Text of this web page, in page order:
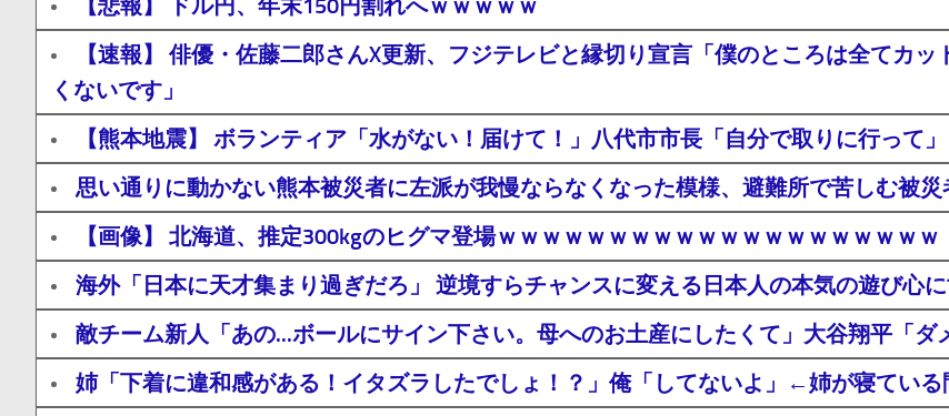
【速報】 俳優・佐藤二郎さんX更新、フジテレビと縁切り宣言「僕のところは全てカ
くないです」
【熊本地震】 ボランティア「水がない！届けて！」八代市市長「自分で取りに行って」
思い通りに動かない熊本被災者に左派が我慢ならなくなった模様、避難所で苦しむ被
【画像】 北海道、推定300kgのヒグマ登場ｗｗｗｗｗｗｗｗｗｗｗｗｗｗｗｗｗｗｗｗ
海外「日本に天才集まり過ぎだろ」 逆境すらチャンスに変える日本人の本気の遊び心
敵チーム新人「あの...ボールにサイン下さい。母へのお土産にしたくて」大谷翔平「ダ
姉「下着に違和感がある！イタズラしたでしょ！？」俺「してないよ」←姉が寝てい